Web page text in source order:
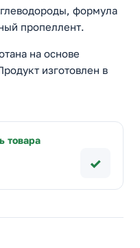
формула
пропеллент.
на основе
изготовлен в
товара
✓